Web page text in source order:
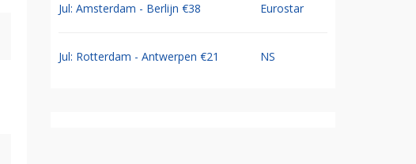
Jul: Amsterdam - Berlijn €38 Eurostar
Jul: Rotterdam - Antwerpen €21 NS